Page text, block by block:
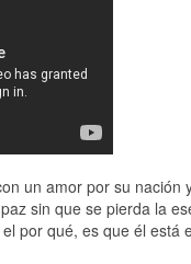
un amor por su
sin que se pierda la
por qué, es que él